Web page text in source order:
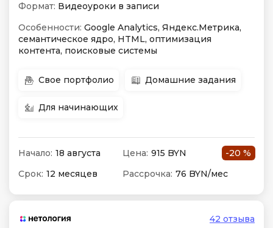
Формат: Видеоуроки в записи
Особенности: Google Analytics, Яндекс.Метрика,
семантическое ядро, HTML, оптимизация
контента, поисковые системы
Свое портфолио Домашние задания
Для начинающих
Начало: 18 августа Цена: 915 BYN
-20 %
Срок: 12 месяцев Рассрочка: 76 BYN/мес
42 отзыва